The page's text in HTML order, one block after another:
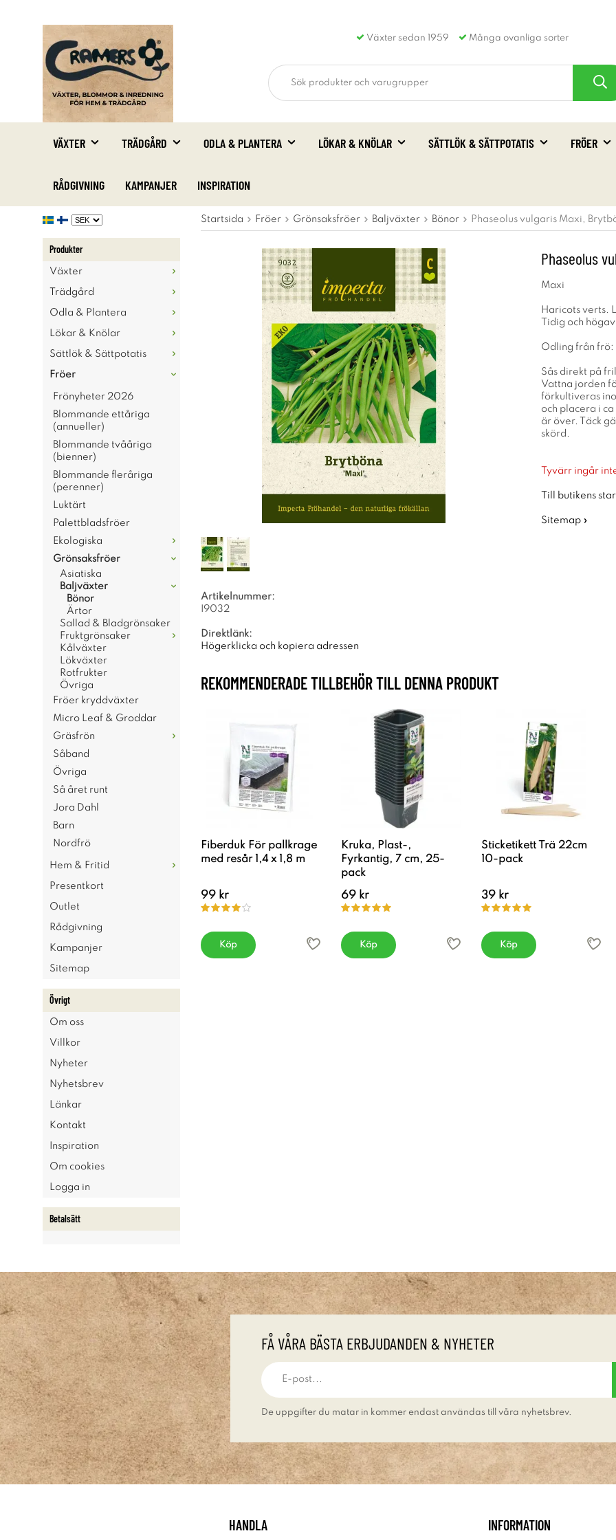
Växter sedan 1959 Många ovanliga sorter
VÄXTER TRÄDGÅRD ODLA & PLANTERA LÖKAR & KNÖLAR SÄTTLÖK & SÄTTPOTATIS FRÖER
RÅDGIVNING KAMPANJER INSPIRATION
Produkter
Växter
Trädgård
Odla & Plantera
Lökar & Knölar
Sättlök & Sättpotatis
Fröer
Frönyheter 2026
Blommande ettåriga
(annueller)
Blommande tvååriga
(bienner)
Blommande fleråriga
(perenner)
Luktärt
Palettbladsfröer
Ekologiska
Grönsaksfröer
Asiatiska
Baljväxter
Bönor
Ärtor
Sallad & Bladgrönsaker
Fruktgrönsaker
Kålväxter
Lökväxter
Rotfrukter
Övriga
Fröer kryddväxter
Micro Leaf & Groddar
Gräsfrön
Såband
Övriga
Så året runt
Jora Dahl
Barn
Nordfrö
Hem & Fritid
Presentkort
Outlet
Rådgivning
Kampanjer
Sitemap
Övrigt
Om oss
Villkor
Nyheter
Nyhetsbrev
Länkar
Kontakt
Inspiration
Om cookies
Logga in
Betalsätt
Startsida Fröer Grönsaksfröer Baljväxter Bönor Phaseolus vulgaris Maxi,
Phaseolus
Maxi
Haricots verts.
Tidig och
Odling från frö:
Sås direkt på
Vattna jorden
förkultiveras
och placera i
är över. Täck
skörd.
Tyvärr ingår
Till butikens
Sitemap »
Artikelnummer:
I9032
Direktlänk:
Högerklicka och kopiera adressen
REKOMMENDERADE TILLBEHÖR TILL DENNA PRODUKT
Fiberduk För pallkrage
med resår 1,4 x 1,8 m
99 kr
Köp
Kruka, Plast-,
Fyrkantig, 7 cm, 25-
pack
69 kr
Köp
Sticketikett Trä 22cm
10-pack
39 kr
Köp
FÅ VÅRA BÄSTA ERBJUDANDEN & NYHETER
De uppgifter du matar in kommer endast användas till våra nyhetsbrev.
HANDLA INFORMATION